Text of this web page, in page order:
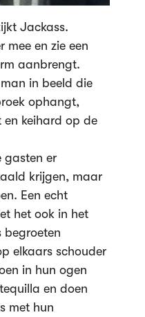
Jackass.
mee en zie een
aanbrengt.
in beeld die
ophangt,
keihard op de
gasten er
krijgen, maar
Een echt
het ook in het
begroeten
elkaars schouder
in hun ogen
en doen
met hun